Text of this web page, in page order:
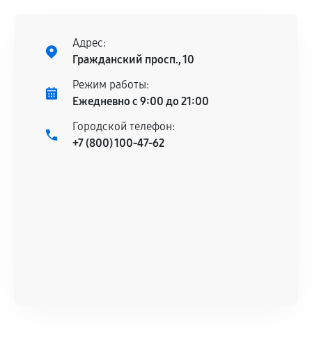
сервисный центр ответственности не несет.
Адрес:
Гражданский просп., 10
Режим работы:
Ежедневно с 9:00 до 21:00
Городской телефон:
+7 (800) 100-47-62